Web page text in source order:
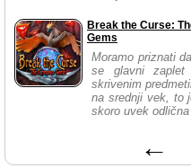
Break the Curse:
Gems
Moramo priznati
se glavni
skrivenim
na srednji vek, to
skoro uvek
←